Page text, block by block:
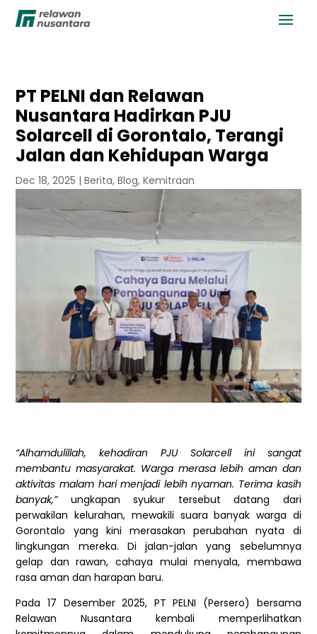
PT PELNI dan Relawan
Nusantara Hadirkan PJU
Solarcell di Gorontalo, Terangi
Jalan dan Kehidupan Warga
Dec 18, 2025 |Berita,Blog,Kemitraan
“Alhamdulillah, kehadiran PJU Solarcell ini sangat
membantu masyarakat. Warga merasa lebih aman dan
aktivitas malam hari menjadi lebih nyaman. Terima kasih
banyak,”ungkapan syukur tersebut datang dari
perwakilan kelurahan, mewakili suara banyak warga di
Gorontalo yang kini merasakan perubahan nyata di
lingkungan mereka. Di jalan-jalan yang sebelumnya
gelap dan rawan, cahaya mulai menyala, membawa
rasa aman dan harapan baru.
Pada 17 Desember 2025, PT PELNI (Persero) bersama
Relawan Nusantara kembali memperlihatkan